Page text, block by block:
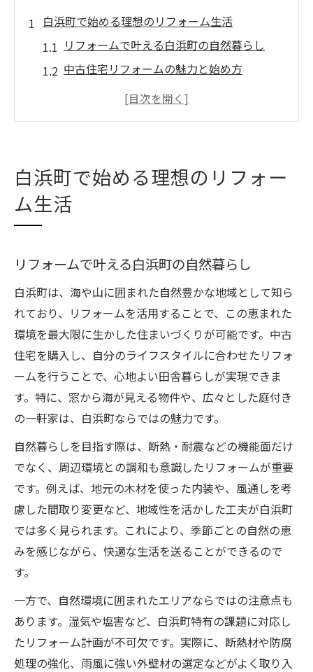
白浜町で始める理想のリフォーム生活
リフォームで叶える白浜町の自然暮らし
中古住宅リフォームの魅力と始め方
一軒家リフォームがもたらす安心の空間
海が見える中古住宅リフォームの魅力
リフォームで実現する快適な眺望生活
空き家バンク物件をリフォームで再生
マンションのリフォーム活用ポイント
和歌山県西牟婁郡の中古物件選びとリフォーム
術
西牟婁郡で始める中古住宅リフォーム術
中古物件とリフォームの最適な組み合わせ
格安物件をリフォームで快適空間に転換
平屋中古住宅リフォームのポイント
黒潮台中古戸建てリフォームの実例解説
田舎暮らし実現へ中古住宅リフォームのポイン
ト
田舎暮らし向け中古住宅リフォームの秘訣
中古一軒家リフォームで叶う理想の生活
リフォーム済み住宅で田舎暮らし体験
格安物件をリフォームで生まれ変わる暮らし方
格安中古住宅リフォームのメリット解説
白浜町で始める理想のリフォー
ム生活
リフォームで叶える白浜町の自然暮らし
白浜町は、海や山に囲まれた自然豊かな地域として知ら
れており、リフォームを活用することで、この恵まれた
環境を最大限に生かした住まいづくりが可能です。中古
住宅を購入し、自分のライフスタイルに合わせたリフォ
ームを行うことで、心地よい田舎暮らしが実現できま
す。特に、窓から海が見える物件や、広々とした庭付き
の一軒家は、白浜町ならではの魅力です。
自然暮らしを目指す際は、断熱・耐震などの機能面だけ
でなく、周辺環境との調和も意識したリフォームが重要
です。例えば、地元の木材を使った内装や、風通しを考
慮した間取り変更など、地域性を活かした工夫が白浜町
では多く見られます。これにより、季節ごとの自然の恵
みを感じながら、快適な生活を送ることができるので
す。
一方で、自然環境に囲まれたエリアならではの注意点も
あります。湿気や塩害など、白浜町特有の課題に対応し
たリフォーム計画が不可欠です。実際に、断熱材や防腐
処理の強化、雨風に強い外壁材の選定などがよく取り入